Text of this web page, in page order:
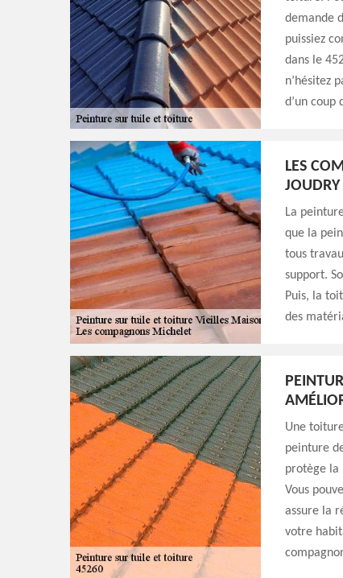
demande
puissiez
dans le
n’hésitez
d’un
LES
La
que la
tous
support.
Puis, la
des
Une
peinture
protège la
Vous
assure la
votre